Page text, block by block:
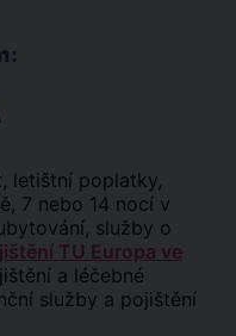
letištní poplatky,
7 nebo 14 nocí v
služby o
TU Europa ve
a léčebné
služby a pojištění